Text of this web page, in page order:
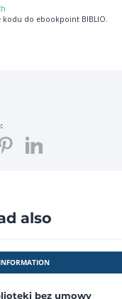
do ebookpoint BIBLIO.
also
INFORMATION
bez umowy